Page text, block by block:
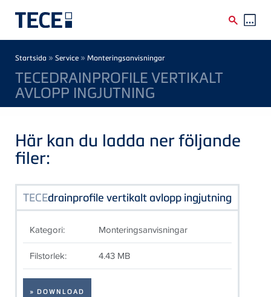
Breadcrumb
Startsida » Service » Monteringsanvisningar
TECEDRAINPROFILE VERTIKALT
AVLOPP INGJUTNING
Här kan du ladda ner följande
filer:
TECEdrainprofile vertikalt avlopp ingjutning
Kategori: Monteringsanvisningar
Filstorlek: 4.43 MB
» DOWNLOAD